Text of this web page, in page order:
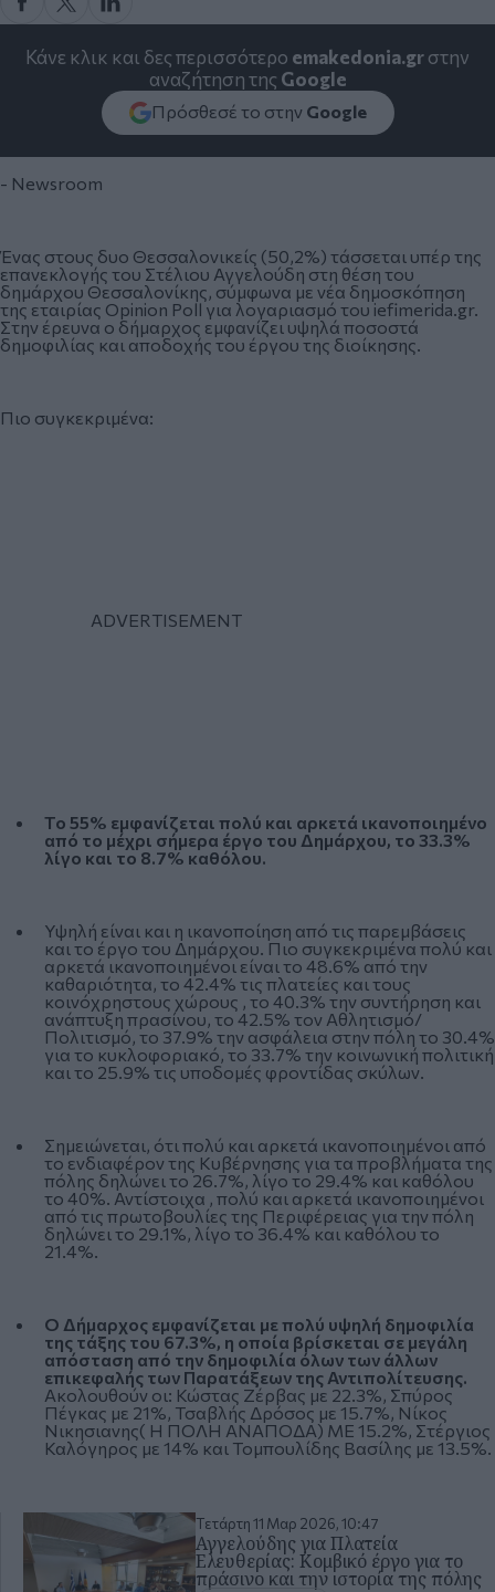
Κάνε κλικ και δες περισσότερο emakedonia.grστην
αναζήτηση της Google
Πρόσθεσέ το στην Google
- Newsroom
Ένας στους δυο Θεσσαλονικείς (50,2%) τάσσεται υπέρ της
επανεκλογής του Στέλιου Αγγελούδη στη θέση του
δημάρχου Θεσσαλονίκης, σύμφωνα με νέα δημοσκόπηση
της εταιρίας Opinion Poll για λογαριασμό του iefimerida.gr.
Στην έρευνα ο δήμαρχος εμφανίζει υψηλά ποσοστά
δημοφιλίας και αποδοχής του έργου της διοίκησης.
Πιο συγκεκριμένα:
Το 55% εμφανίζεται πολύ και αρκετά ικανοποιημένο
από το μέχρι σήμερα έργο του Δημάρχου, το 33.3%
λίγο και το 8.7% καθόλου.
Υψηλή είναι και η ικανοποίηση από τις παρεμβάσεις
και το έργο του Δημάρχου. Πιο συγκεκριμένα πολύ και
αρκετά ικανοποιημένοι είναι το 48.6% από την
καθαριότητα, το 42.4% τις πλατείες και τους
κοινόχρηστους χώρους , το 40.3% την συντήρηση και
ανάπτυξη πρασίνου, το 42.5% τον Αθλητισμό/
Πολιτισμό, το 37.9% την ασφάλεια στην πόλη το 30.4%
για το κυκλοφοριακό, το 33.7% την κοινωνική πολιτική
και το 25.9% τις υποδομές φροντίδας σκύλων.
Σημειώνεται, ότι πολύ και αρκετά ικανοποιημένοι από
το ενδιαφέρον της Κυβέρνησης για τα προβλήματα της
πόλης δηλώνει το 26.7%, λίγο το 29.4% και καθόλου
το 40%. Αντίστοιχα , πολύ και αρκετά ικανοποιημένοι
από τις πρωτοβουλίες της Περιφέρειας για την πόλη
δηλώνει το 29.1%, λίγο το 36.4% και καθόλου το
21.4%.
Ο Δήμαρχος εμφανίζεται με πολύ υψηλή δημοφιλία
της τάξης του 67.3%, η οποία βρίσκεται σε μεγάλη
απόσταση από την δημοφιλία όλων των άλλων
επικεφαλής των Παρατάξεων της Αντιπολίτευσης.
Ακολουθούν οι: Κώστας Ζέρβας με 22.3%, Σπύρος
Πέγκας με 21%, Τσαβλής Δρόσος με 15.7%, Νίκος
Νικησιανης( Η ΠΟΛΗ ΑΝΑΠΟΔΑ) ΜΕ 15.2%, Στέργιος
Καλόγηρος με 14% και Τομπουλίδης Βασίλης με 13.5%.
Τετάρτη 11 Μαρ 2026, 10:47
Αγγελούδης για Πλατεία
Ελευθερίας: Κομβικό έργο για το
πράσινο και την ιστορία της πόλης